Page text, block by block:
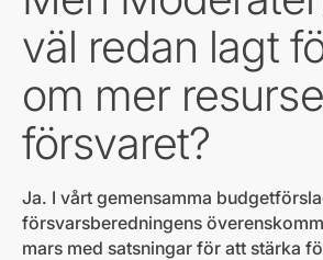
väl redan lagt
om mer
försvaret?
Ja. I vårt gemensamma
försvarsberedningens
mars med satsningar för att stärka